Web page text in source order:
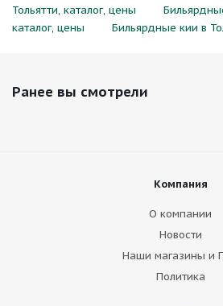
Тольятти, каталог, цены
каталог, цены
Бильярдные кии в
Ранее вы смотрели
Компания
О компании
Новости
Наши магазины и
Политика